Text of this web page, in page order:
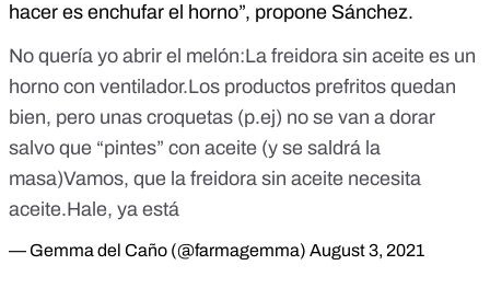
hacer es enchufar el horno”, propone Sánchez.
No quería yo abrir el melón:La freidora sin aceite es un
horno con ventilador.Los productos prefritos quedan
bien, pero unas croquetas (p.ej) no se van a dorar
salvo que “pintes” con aceite (y se saldrá la
masa)Vamos, que la freidora sin aceite necesita
aceite.Hale, ya está
— Gemma del Caño (@farmagemma) August 3, 2021